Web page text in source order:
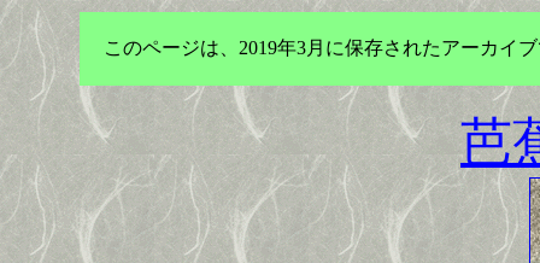
このページは、2019年3月に保存されたアーカイ
芭